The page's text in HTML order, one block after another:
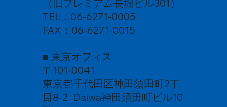
（旧プレミアム長堀ビル301）
TEL：06-6271-0005
FAX：06-6271-0015
■ 東京オフィス
〒101-0041
東京都千代田区神田須田町2丁
目8-2 Daiwa神田須田町ビル10